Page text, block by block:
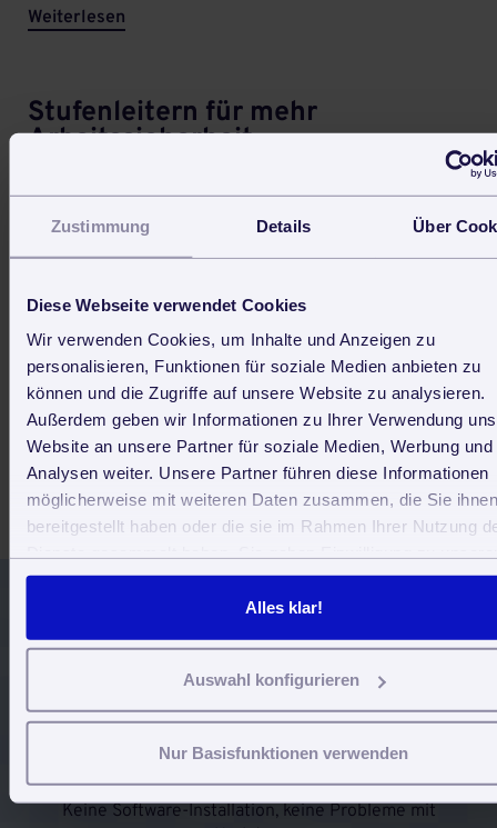
Zustimmung Details Über
Diese Webseite verwendet Cookies
Wir verwenden Cookies, um Inhalte und Anzeigen zu
personalisieren, Funktionen für soziale Medien anbieten zu
können und die Zugriffe auf unsere Website zu analysieren.
Außerdem geben wir Informationen zu Ihrer Verwendung
Website an unsere Partner für soziale Medien, Werbung und
Analysen weiter. Unsere Partner führen diese Informationen
möglicherweise mit weiteren Daten zusammen, die Sie ihnen
bereitgestellt haben oder die sie im Rahmen Ihrer Nutzung
Cookies, wenn Sie unsere Webseite weiterhin nutzen.
Alles klar!
Auswahl konfigurieren
Nur Basisfunktionen verwenden
Weiterlesen
Stufenleitern für mehr
Arbeitssicherheit
Arbeitsplatz sind immer mit einem gewissen Risiko
verbunden. Laut einer Statistik passieren über 50%
aller Unfälle durch Abstürze am Arbeitsplatz von
Leitern und Gerüsten aus. Um dem entgegenzuwirken
Betriebssicherheit (TRBS)“ von der Bundesanstalt für
überarbeitet.
Hierbei wurde besonderer Wert auf die Erhöhung der
Unversehrtheit gelegt. Für Handwerker ist vor allemTeil
2 der TRBSvon Interesse, da dort der Einsatz von
Leitern als hochgelegener Arbeitsplatz regu...
Weiterlesen
Jetzt 30 Tage kostenlos und
unverbindlich testen
Verfügung.
Keine Software-Installation, keine Probleme mit